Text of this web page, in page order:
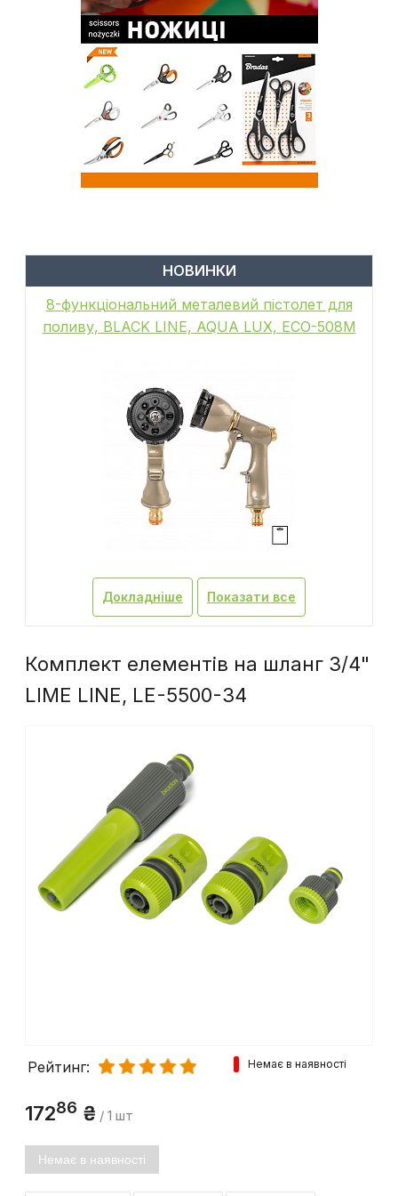
НОВИНКИ
8-функціональний металевий пістолет для
поливу, BLACK LINE, AQUA LUX, ECO-508M
Докладніше Показати все
Комплект елементів на шланг 3/4"
LIME LINE, LE-5500-34
Рейтинг: Немає в наявності
17286 ₴ / 1 шт
Немає в наявності